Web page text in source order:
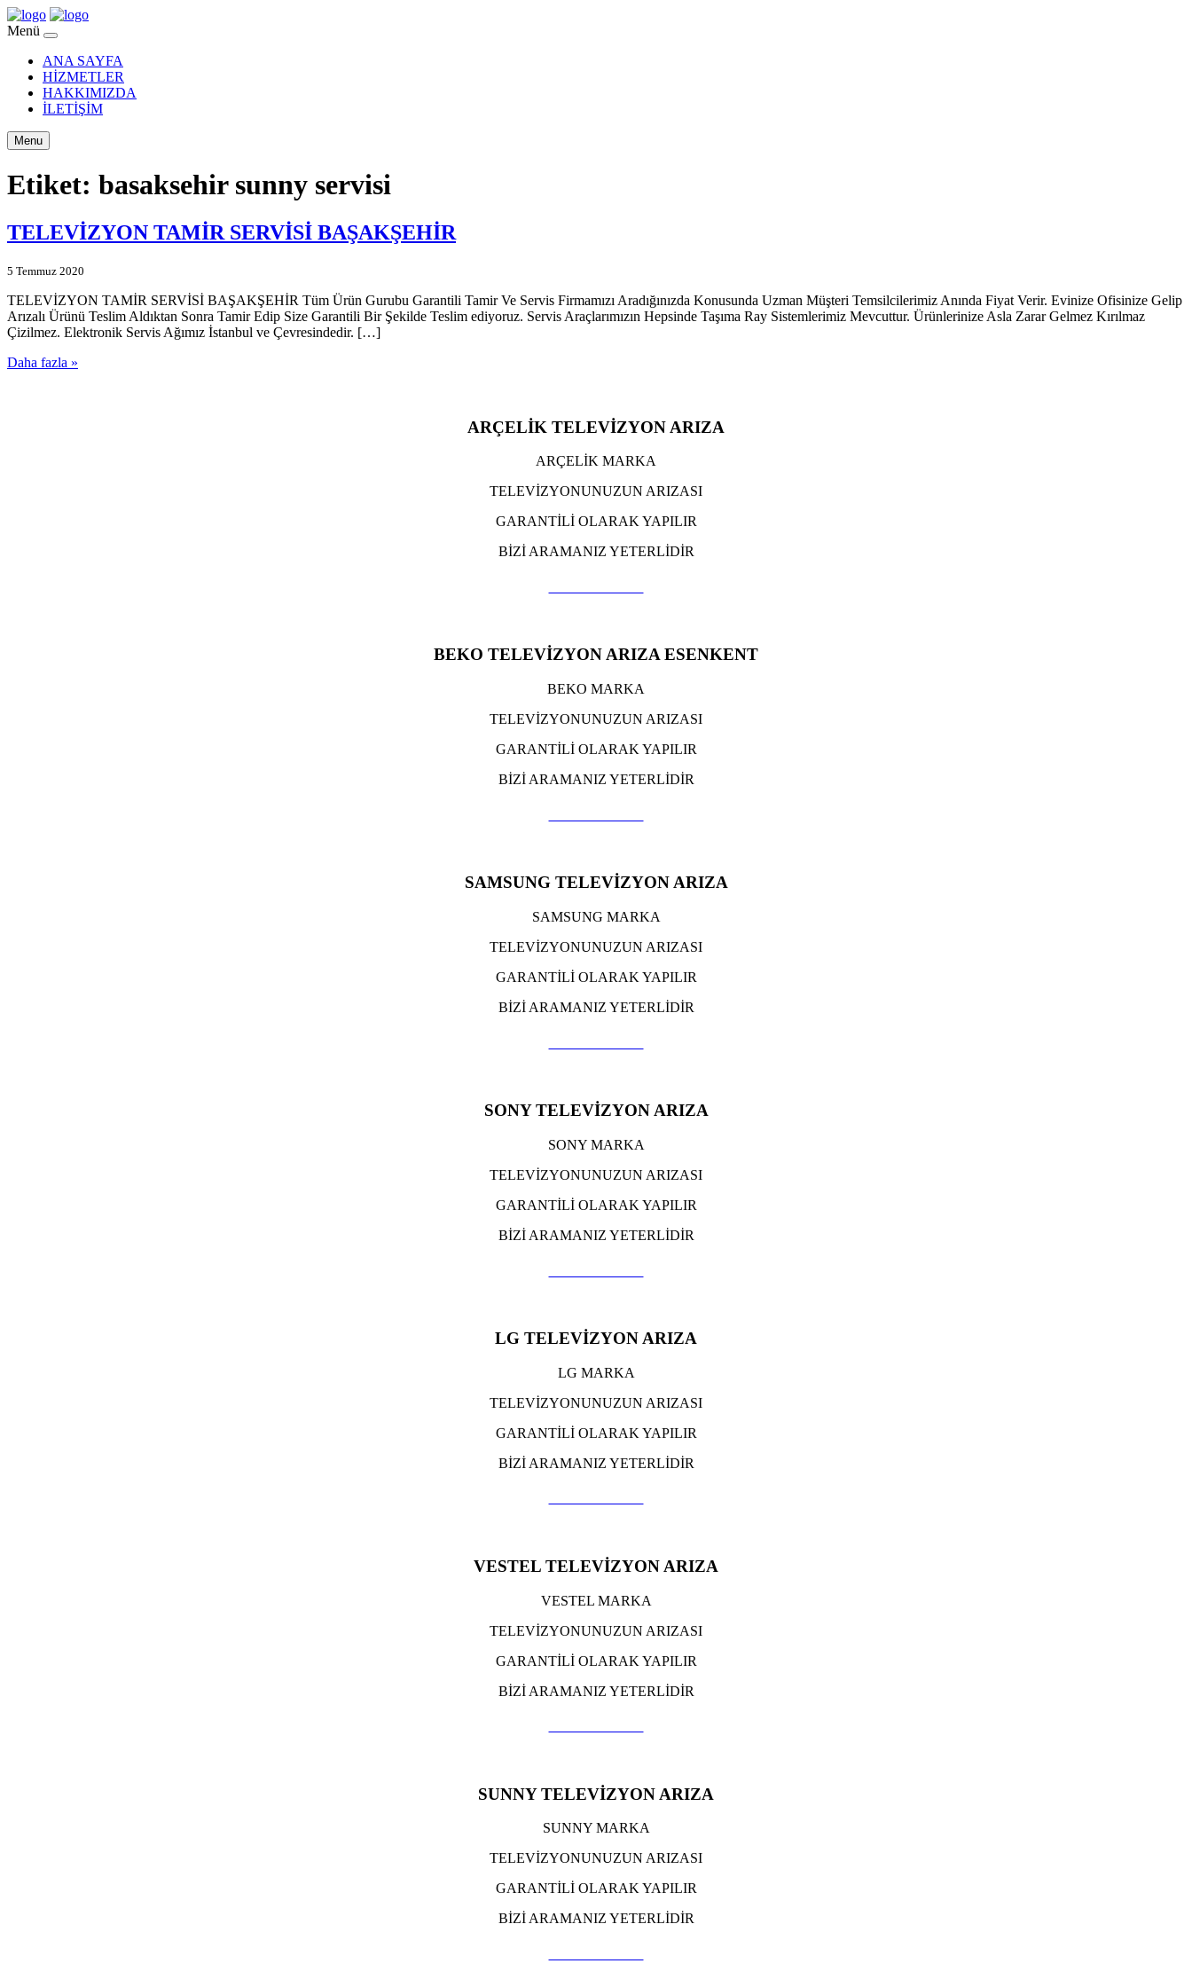
Menü
ANA SAYFA
HİZMETLER
HAKKIMIZDA
İLETİŞİM
Menu
Etiket: basaksehir sunny servisi
TELEVİZYON TAMİR SERVİSİ BAŞAKŞEHİR
5 Temmuz 2020
TELEVİZYON TAMİR SERVİSİ BAŞAKŞEHİR Tüm Ürün Gurubu Garantili Tamir Ve Servis Firmamızı Aradığınızda Konusunda Uzman Müşteri Temsilcilerimiz Anında Fiyat Verir. Evinize Ofisinize Gelip
Arızalı Ürünü Teslim Aldıktan Sonra Tamir Edip Size Garantili Bir Şekilde Teslim ediyoruz. Servis Araçlarımızın Hepsinde Taşıma Ray Sistemlerimiz Mevcuttur. Ürünlerinize Asla Zarar Gelmez Kırılmaz
Çizilmez. Elektronik Servis Ağımız İstanbul ve Çevresindedir. […]
Daha fazla »
ARÇELİK TELEVİZYON ARIZA
ARÇELİK MARKA
TELEVİZYONUNUZUN ARIZASI
GARANTİLİ OLARAK YAPILIR
BİZİ ARAMANIZ YETERLİDİR
BEKO TELEVİZYON ARIZA ESENKENT
BEKO MARKA
TELEVİZYONUNUZUN ARIZASI
GARANTİLİ OLARAK YAPILIR
BİZİ ARAMANIZ YETERLİDİR
SAMSUNG TELEVİZYON ARIZA
SAMSUNG MARKA
TELEVİZYONUNUZUN ARIZASI
GARANTİLİ OLARAK YAPILIR
BİZİ ARAMANIZ YETERLİDİR
SONY TELEVİZYON ARIZA
SONY MARKA
TELEVİZYONUNUZUN ARIZASI
GARANTİLİ OLARAK YAPILIR
BİZİ ARAMANIZ YETERLİDİR
LG TELEVİZYON ARIZA
LG MARKA
TELEVİZYONUNUZUN ARIZASI
GARANTİLİ OLARAK YAPILIR
BİZİ ARAMANIZ YETERLİDİR
VESTEL TELEVİZYON ARIZA
VESTEL MARKA
TELEVİZYONUNUZUN ARIZASI
GARANTİLİ OLARAK YAPILIR
BİZİ ARAMANIZ YETERLİDİR
SUNNY TELEVİZYON ARIZA
SUNNY MARKA
TELEVİZYONUNUZUN ARIZASI
GARANTİLİ OLARAK YAPILIR
BİZİ ARAMANIZ YETERLİDİR